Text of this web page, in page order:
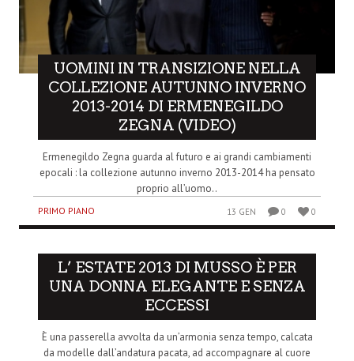
UOMINI IN TRANSIZIONE NELLA
COLLEZIONE AUTUNNO INVERNO
2013-2014 DI ERMENEGILDO
ZEGNA (VIDEO)
Ermenegildo Zegna guarda al futuro e ai grandi cambiamenti
epocali : la collezione autunno inverno 2013-2014 ha pensato
proprio all’uomo..
PRIMO PIANO 13 GEN 0 0
L’ ESTATE 2013 DI MUSSO È PER
UNA DONNA ELEGANTE E SENZA
ECCESSI
È una passerella avvolta da un’armonia senza tempo, calcata
da modelle dall’andatura pacata, ad accompagnare al cuore